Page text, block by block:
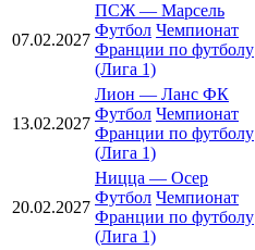
07.02.2027
ПСЖ — Марсель
Футбол Чемпионат
Франции по футболу
(Лига 1)
13.02.2027
Лион — Ланс ФК
Футбол Чемпионат
Франции по футболу
(Лига 1)
20.02.2027
Ницца — Осер
Футбол Чемпионат
Франции по футболу
(Лига 1)